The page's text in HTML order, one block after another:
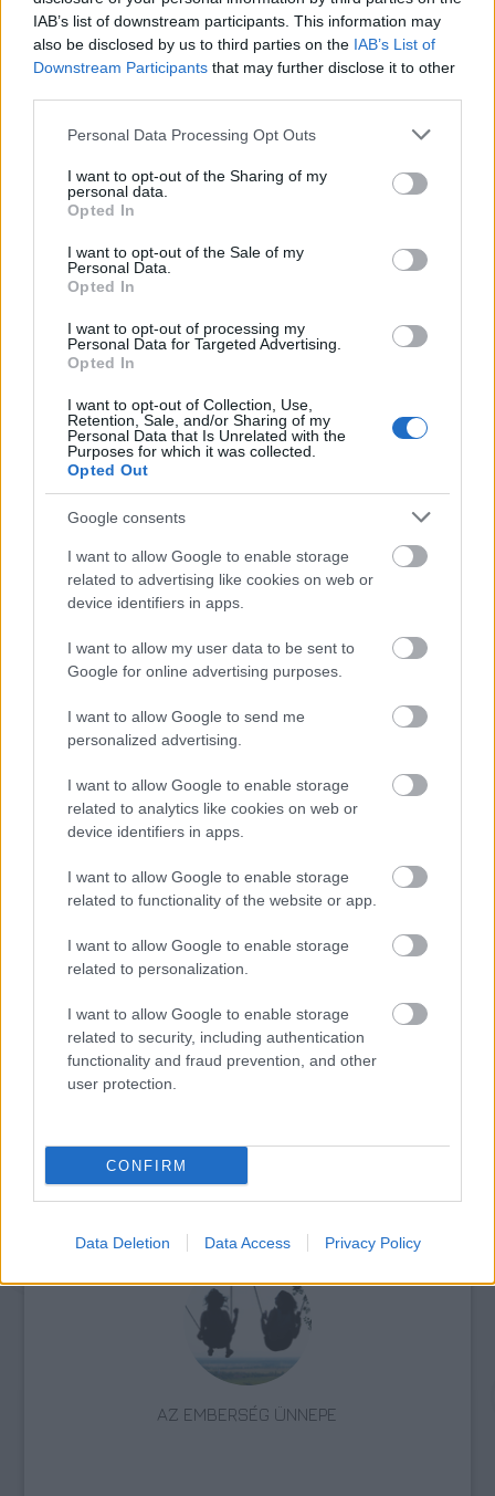
IAB’s list of downstream participants. This information may
also be disclosed by us to third parties on the IAB’s List of
Downstream Participants that may further disclose it to other
Please note that this website/app uses one or more Google
not limited to your visit or usage behaviour. You may click to
grant or deny consent to Google and its third-party tags to
use your data for below specified purposes in below Google
consent section.
Personal Data Processing Opt Outs
I want to opt-out of the Sharing of my
personal data.
Opted In
I want to opt-out of the Sale of my
Personal Data.
Opted In
I want to opt-out of processing my
Personal Data for Targeted Advertising.
Opted In
I want to opt-out of Collection, Use,
Retention, Sale, and/or Sharing of my
Personal Data that Is Unrelated with the
Purposes for which it was collected.
Opted Out
Google consents
I want to allow Google to enable storage
related to advertising like cookies on web or
device identifiers in apps.
I want to allow my user data to be sent to
Google for online advertising purposes.
I want to allow Google to send me
personalized advertising.
I want to allow Google to enable storage
related to analytics like cookies on web or
device identifiers in apps.
I want to allow Google to enable storage
related to functionality of the website or app.
I want to allow Google to enable storage
related to personalization.
I want to allow Google to enable storage
related to security, including authentication
functionality and fraud prevention, and other
user protection.
CONFIRM
Data Deletion Data Access Privacy Policy
Balatoni Boli Endre első jelentősebb
zenekara az 1984-ben alakult Marina Revue
volt, ahol már dobosként szerepelt, előtte
basszusgitározott a Commandóban és a T-
34-ben. A zenész egy interjúban nemes
zenekarnak nevezte a Marina Revue-t,
amelyből olyan, később meghatározó
illetve a Tizedes Meg A Többiek.
legendás etno-punk csapatba, a Vágtázó
Halottkémekbe, amelynek 2001-es
a Vágtázó Életerő nevű formációhoz is, amely
öt korábbi VHK-tagból, valamint Szabó
Kristóf és Király Zoltán dobosból alakult. A
köztes időkben olyan együttesekben zenélt,
mint a Narco Polo, a Magura és a Világfa.
A zenélés mellett híres – ahogy ő mondta –
csavargó volt, lényegében folyamatosan
utazott, bejárta szinte az egész világot, erről
blogot is vezetett.
Zene Gyász Magyarok Könnyűzene
„NEM TÖBB EZER EMBERRE UTAZUNK, HANEM
EGY VÁLOGATOTT TÁRSASÁGRA”
AZ EMBERSÉG ÜNNEPE